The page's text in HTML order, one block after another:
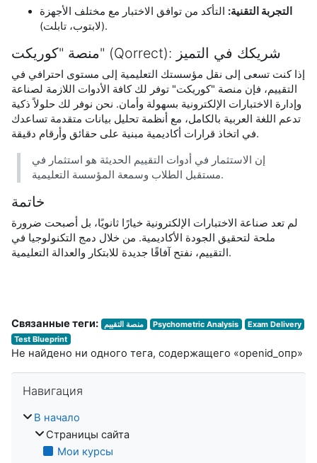
التجربة التقنية: التأكد من توافق الاختبار مع مختلف الأجهزة
(لابتوب، تابلت).
منصة "كوريكت" (Qorrect): شريكك في التميز
إذا كنت تسعى إلى نقل مؤسستك التعليمية إلى مستوى احترافي في
التقييم، فإن منصة "كوريكت" توفر لك كافة الأدوات اللازمة لصناعة
وإدارة الاختبارات الإلكترونية بسهولة وأمان. نحن نوفر لك حلولاً ذكية
تدعم اللغة العربية بالكامل، مع أنظمة تحليل بيانات متقدمة تساعدك
في اتخاذ قرارات أكاديمية مبنية على حقائق وأرقام دقيقة.
إن الاستثمار في أدوات التقييم الحديثة هو استثمار في
مستقبل الطلاب وسمعة المؤسسة التعليمية.
خاتمة
لم تعد صناعة الاختبارات الإلكترونية خيارًا ثانويًا، بل أصبحت ضرورة
ملحة لتحقيق الجودة الأكاديمية. من خلال دمج التكنولوجيا في
التقييم، نفتح آفاقًا جديدة للابتكار والعدالة التعليمية.
Связанные теги: منصة التقييم Psychometric Analysis
Exam Delivery
Test Blueprint
Не найдено ни одного тега, содержащего «openid_опр»
Навигация
В начало
Страницы сайта
Мои курсы